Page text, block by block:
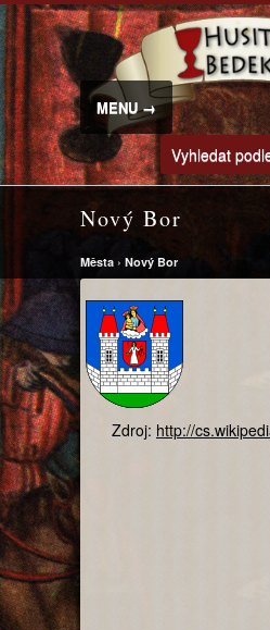
MENU →
Vyhledat
Nový Bor
Města › Nový Bor
Zdroj: http://